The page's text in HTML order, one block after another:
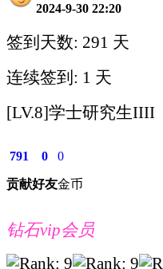
2024-9-30 22:20
签到天数: 291 天
连续签到: 1 天
[LV.8]学士研究生IIII
791
贡献
0
好友
0
金币
钻石vip会员